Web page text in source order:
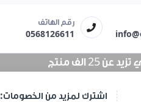
رقم الهاتف
0568126611
الف منتج
اشترك لمزيد من الخصومات: